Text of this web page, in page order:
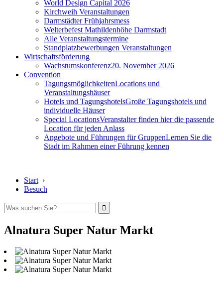
World Design Capital 2026
Kirchweih Veranstaltungen
Darmstädter Frühjahrsmess
Welterbefest Mathildenhöhe Darmstadt
Alle Veranstaltungstermine
Standplatzbewerbungen Veranstaltungen
Wirtschaftsförderung
Wachstumskonferenz20. November 2026
Convention
TagungsmöglichkeitenLocations und
Veranstaltungshäuser
Hotels und TagungshotelsGroße Tagungshotels und
individuelle Häuser
Special LocationsVeranstalter finden hier die passende
Location für jeden Anlass
Angebote und Führungen für GruppenLernen Sie die
Stadt im Rahmen einer Führung kennen
Start ›
Besuch
Alnatura Super Natur Markt